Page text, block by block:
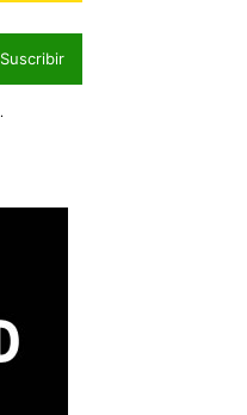
Suscribir
.